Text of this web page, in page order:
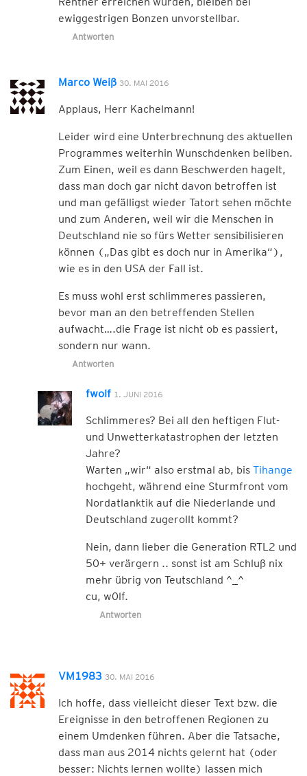
ewiggestrigen Bonzen unvorstellbar.
Antworten
Marco Weiß 30. MAI 2016
Applaus, Herr Kachelmann!
Leider wird eine Unterbrechnung des aktuellen
Programmes weiterhin Wunschdenken beliben.
Zum Einen, weil es dann Beschwerden hagelt,
dass man doch gar nicht davon betroffen ist
und man gefälligst wieder Tatort sehen möchte
und zum Anderen, weil wir die Menschen in
Deutschland nie so fürs Wetter sensibilisieren
können („Das gibt es doch nur in Amerika“),
wie es in den USA der Fall ist.
Es muss wohl erst schlimmeres passieren,
bevor man an den betreffenden Stellen
aufwacht….die Frage ist nicht ob es passiert,
sondern nur wann.
Antworten
fwolf 1. JUNI 2016
Schlimmeres? Bei all den heftigen Flut-
und Unwetterkatastrophen der letzten
Jahre?
Warten „wir“ also erstmal ab, bis Tihange
hochgeht, während eine Sturmfront vom
Nordatlanktik auf die Niederlande und
Deutschland zugerollt kommt?
Nein, dann lieber die Generation RTL2 und
50+ verärgern .. sonst ist am Schluß nix
mehr übrig von Teutschland ^_^
cu, w0lf.
Antworten
VM1983 30. MAI 2016
Ich hoffe, dass vielleicht dieser Text bzw. die
Ereignisse in den betroffenen Regionen zu
einem Umdenken führen. Aber die Tatsache,
dass man aus 2014 nichts gelernt hat (oder
besser: Nichts lernen wollte) lassen mich